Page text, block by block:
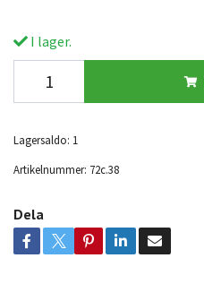
I lager.
Lagersaldo: 1
Artikelnummer: 72c.38
Dela